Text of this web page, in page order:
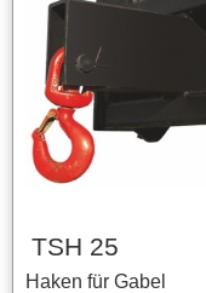
TSH 25
Haken für Gabel